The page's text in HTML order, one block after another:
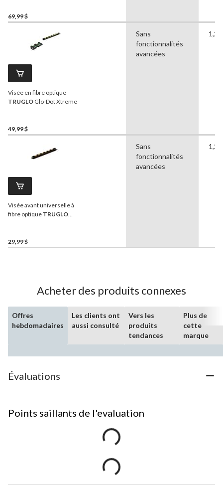
69,99 $
Visée en fibre optique
TRUGLO Glo-Dot Xtreme
49,99 $
Sans
fonctionnalités
avancées
Visée avant universelle à
fibre optique TRUGLO
29,99 $
Sans
fonctionnalités
avancées
Acheter des produits connexes
Offres
hebdomadaires
Les clients ont
aussi consulté
Vers les
produits
tendances
Plus de
cette
marque
Évaluations
Points saillants de l'evaluation